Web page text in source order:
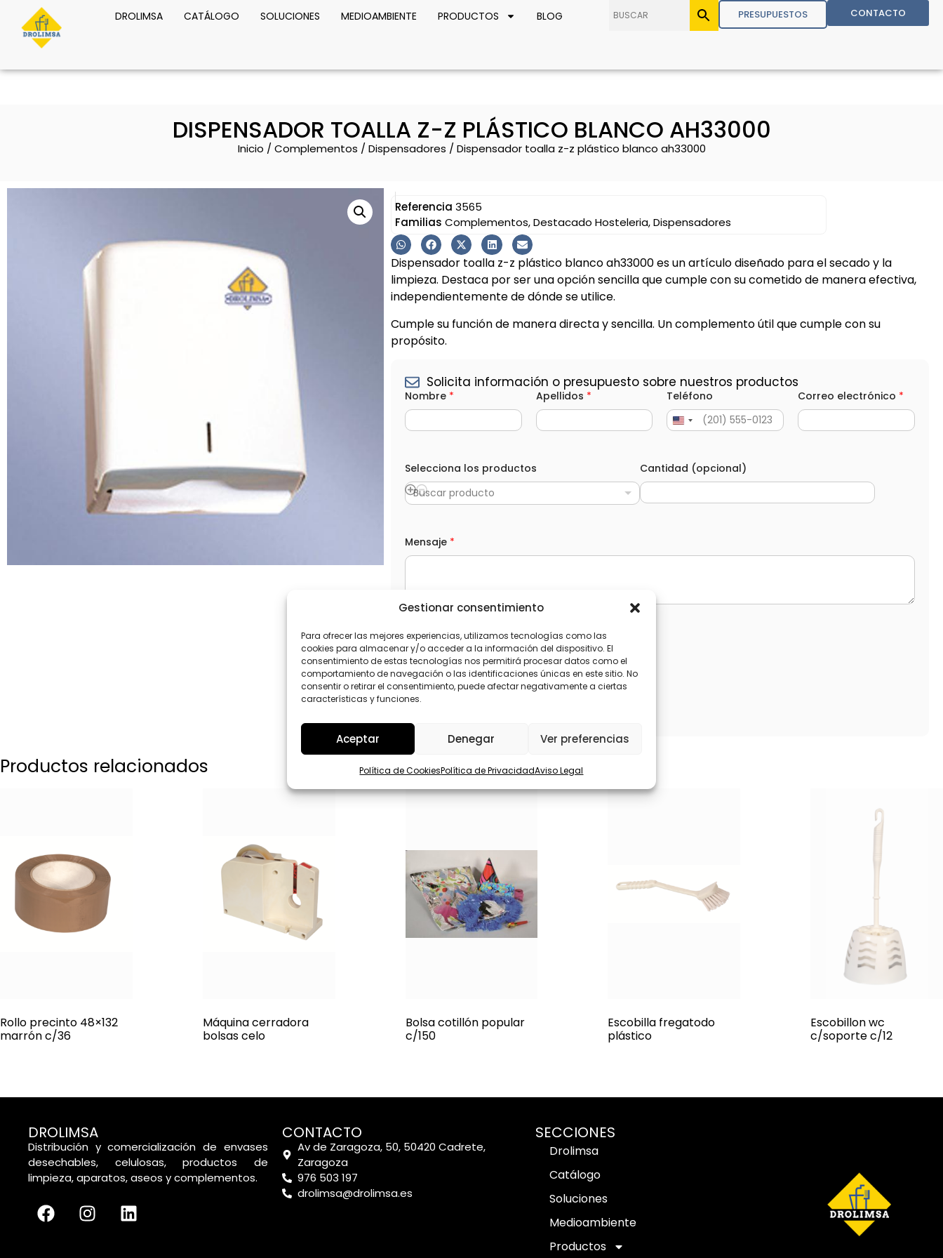
Gestionar consentimiento
Para ofrecer las mejores experiencias, utilizamos tecnologías como las
cookies para almacenar y/o acceder a la información del dispositivo. El
consentimiento de estas tecnologías nos permitirá procesar datos como el
comportamiento de navegación o las identificaciones únicas en este sitio. No
consentir o retirar el consentimiento, puede afectar negativamente a ciertas
características y funciones.
Aceptar Denegar Ver preferencias
Política de CookiesPolítica de PrivacidadAviso Legal
DROLIMSA CATÁLOGO SOLUCIONES MEDIOAMBIENTE PRODUCTOS BLOG PRESUPUESTOS CONTACTO
DISPENSADOR TOALLA Z-Z PLÁSTICO BLANCO AH33000
Inicio / Complementos / Dispensadores / Dispensador toalla z-z plástico blanco ah33000
Referencia 3565
Familias Complementos,Destacado Hosteleria,Dispensadores
Dispensador toalla z-z plástico blanco ah33000 es un artículo diseñado para el secado y la
limpieza. Destaca por ser una opción sencilla que cumple con su cometido de manera efectiva,
independientemente de dónde se utilice.
Cumple su función de manera directa y sencilla. Un complemento útil que cumple con su
propósito.
Solicita información o presupuesto sobre nuestros productos
Nombre * Apellidos * Teléfono Correo electrónico *
Selecciona los productos
Buscar producto
Cantidad (opcional)
e
l
t
r
ó
i
c
o
*
Mensaje *
L
O
P
D
*
He leído y acepto laPolítica de privacidad
Enviar
Productos relacionados
Rollo precinto 48×132
marrón c/36
Máquina cerradora
bolsas celo
Bolsa cotillón popular
c/150
Escobilla fregatodo
plástico
Escobillon wc
c/soporte c/12
DROLIMSA
Distribución y comercialización de envases
desechables, celulosas, productos de
limpieza, aparatos, aseos y complementos.
CONTACTO
Av de Zaragoza, 50, 50420 Cadrete,
Zaragoza
976 503 197
drolimsa@drolimsa.es
SECCIONES
Drolimsa
Catálogo
Soluciones
Medioambiente
Productos